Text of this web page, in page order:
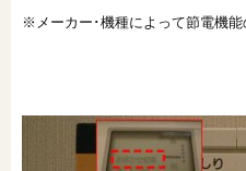
※メーカー･機種によって節電機能